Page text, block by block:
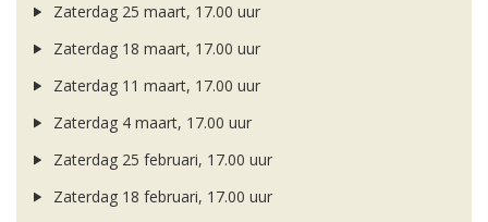
Zaterdag 25 maart, 17.00 uur
Zaterdag 18 maart, 17.00 uur
Zaterdag 11 maart, 17.00 uur
Zaterdag 4 maart, 17.00 uur
Zaterdag 25 februari, 17.00 uur
Zaterdag 18 februari, 17.00 uur